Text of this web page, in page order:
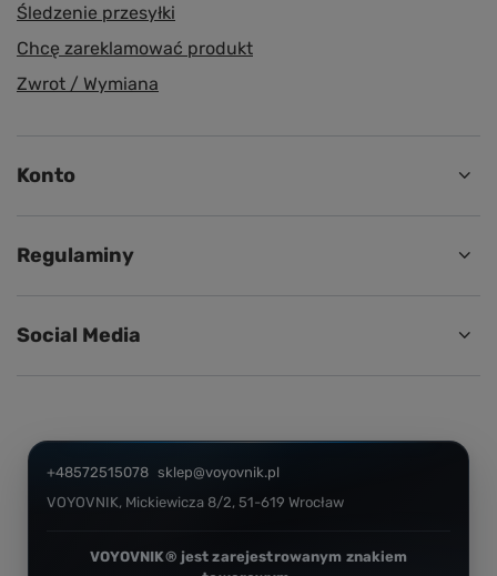
Śledzenie przesyłki
Chcę zareklamować produkt
Zwrot / Wymiana
Konto
Regulaminy
Social Media
+48572515078 sklep@voyovnik.pl
VOYOVNIK, Mickiewicza 8/2, 51-619 Wrocław